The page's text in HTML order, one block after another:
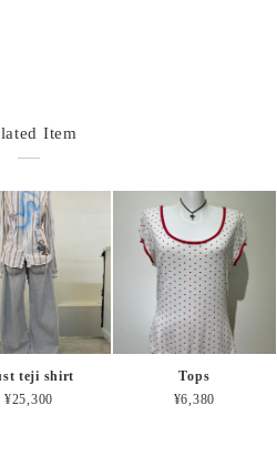
Item
teji shirt
¥25,300
Tops
¥6,380